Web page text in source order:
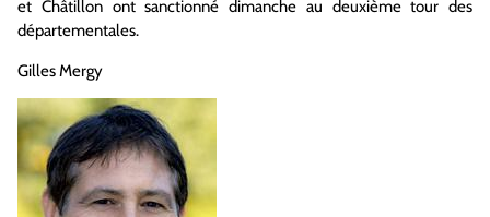
et Châtillon ont sanctionné dimanche au deuxième tour des
départementales.
Gilles Mergy